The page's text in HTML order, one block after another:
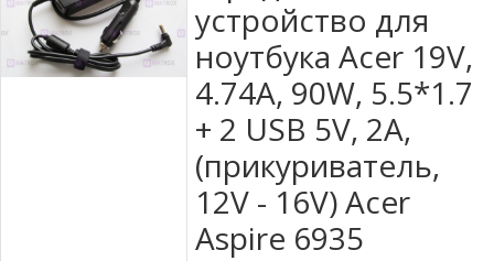
устройство для
ноутбука Acer 19V,
4.74A, 90W, 5.5*1.7
+ 2 USB 5V, 2A,
(прикуриватель,
12V - 16V) Acer
Aspire 6935